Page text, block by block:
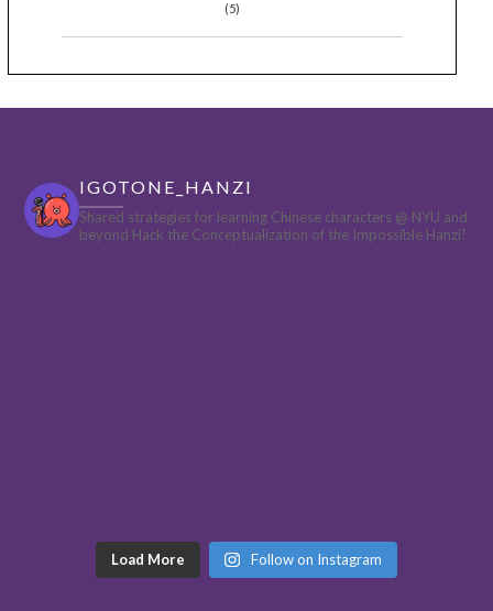
(5)
IGOTONE_HANZI
Shared strategies for learning Chinese characters @ NYU and
beyond Hack the Conceptualization of the Impossible Hanzi!
Load More Follow on Instagram